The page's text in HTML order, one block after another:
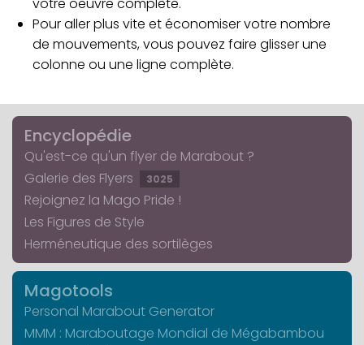
votre oeuvre complète.
Pour aller plus vite et économiser votre nombre
de mouvements, vous pouvez faire glisser une
colonne ou une ligne complète.
Encyclopédie
Qu'est-ce qu'un flyer de Marabout ?
Galerie des Flyers
3025
Rejoignez la Mago Pride !
Les Figures de Style
Herméneutique des sortilèges
Magotools
Personal Marabout Generator
MMM : Maraboutage Mondial de Mégabambou